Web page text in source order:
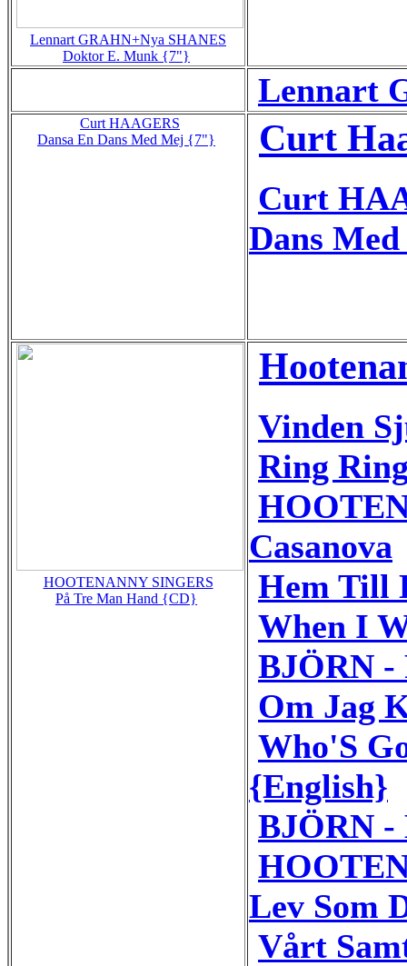
Lennart GRAHN+Nya SHANES
Doktor E. Munk {7"}
Lennart
Curt HAAGERS
Dansa En Dans Med Mej {7"}
Curt
Curt
Dans
HOOTENANNY SINGERS
På Tre Man Hand {CD}
Vinden
Ring
Casanova
Hem Till
When I
BJÖRN
Om Jag
Who'S
{English}
BJÖRN
Lev Som
Vårt